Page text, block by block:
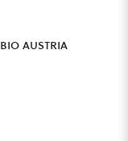
bio austria